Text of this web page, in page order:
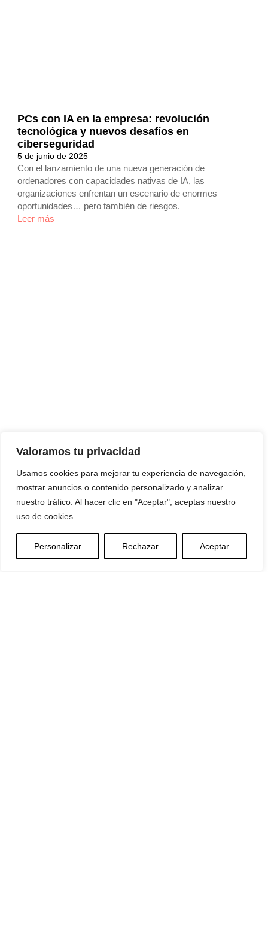
Valoramos tu privacidad
Usamos cookies para mejorar tu experiencia de navegación,
mostrar anuncios o contenido personalizado y analizar
nuestro tráfico. Al hacer clic en "Aceptar", aceptas nuestro
uso de cookies.
Personalizar Rechazar Aceptar
PCs con IA en la empresa: revolución
tecnológica y nuevos desafíos en
ciberseguridad
5 de junio de 2025
Con el lanzamiento de una nueva generación de
ordenadores con capacidades nativas de IA, las
organizaciones enfrentan un escenario de enormes
oportunidades… pero también de riesgos.
Leer más